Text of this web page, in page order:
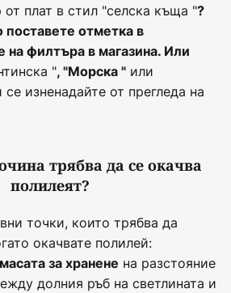
плат в стил "селска къща "?
отметка в
на филтъра в магазина. Или
", "Морска " или
се изненадайте от прегледа на
трябва да се окачва
полилеят?
точки, които трябва да
окачвате полилей:
за хранене на разстояние
долния ръб на светлината и